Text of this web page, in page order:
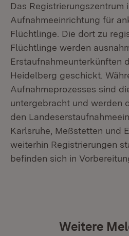
Das Registrierungszentrum
Aufnahmeeinrichtung für
Flüchtlinge. Die dort zu
Flüchtlinge werden
Erstaufnahmeunterkünften
Heidelberg geschickt.
Aufnahmeprozesses sind
untergebracht und werden
den
Karlsruhe, Meßstetten und
weiterhin Registrierungen
befinden sich in
Weitere